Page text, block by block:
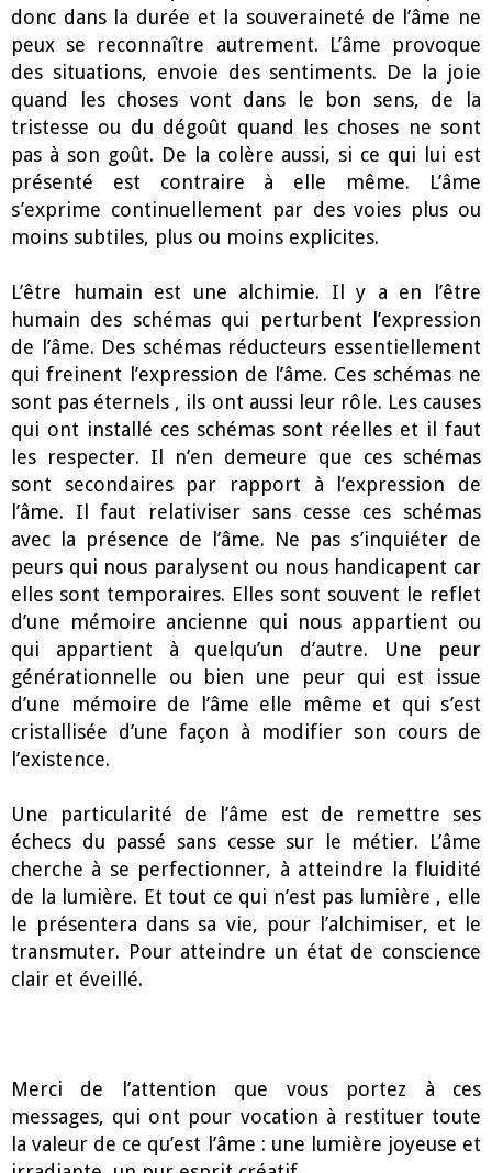
donc dans la durée et la souveraineté de l’âme ne
peux se reconnaître autrement. L’âme provoque
des situations, envoie des sentiments. De la joie
quand les choses vont dans le bon sens, de la
tristesse ou du dégoût quand les choses ne sont
pas à son goût. De la colère aussi, si ce qui lui est
présenté est contraire à elle même. L’âme
s’exprime continuellement par des voies plus ou
moins subtiles, plus ou moins explicites.
L’être humain est une alchimie. Il y a en l’être
humain des schémas qui perturbent l’expression
de l’âme. Des schémas réducteurs essentiellement
qui freinent l’expression de l’âme. Ces schémas ne
sont pas éternels , ils ont aussi leur rôle. Les causes
qui ont installé ces schémas sont réelles et il faut
les respecter. Il n’en demeure que ces schémas
sont secondaires par rapport à l’expression de
l’âme. Il faut relativiser sans cesse ces schémas
avec la présence de l’âme. Ne pas s’inquiéter de
peurs qui nous paralysent ou nous handicapent car
elles sont temporaires. Elles sont souvent le reflet
d’une mémoire ancienne qui nous appartient ou
qui appartient à quelqu’un d’autre. Une peur
générationnelle ou bien une peur qui est issue
d’une mémoire de l’âme elle même et qui s’est
cristallisée d’une façon à modifier son cours de
l’existence.
Une particularité de l’âme est de remettre ses
échecs du passé sans cesse sur le métier. L’âme
cherche à se perfectionner, à atteindre la fluidité
de la lumière. Et tout ce qui n’est pas lumière , elle
le présentera dans sa vie, pour l’alchimiser, et le
transmuter. Pour atteindre un état de conscience
clair et éveillé.
Merci de l’attention que vous portez à ces
messages, qui ont pour vocation à restituer toute
la valeur de ce qu’est l’âme : une lumière joyeuse et